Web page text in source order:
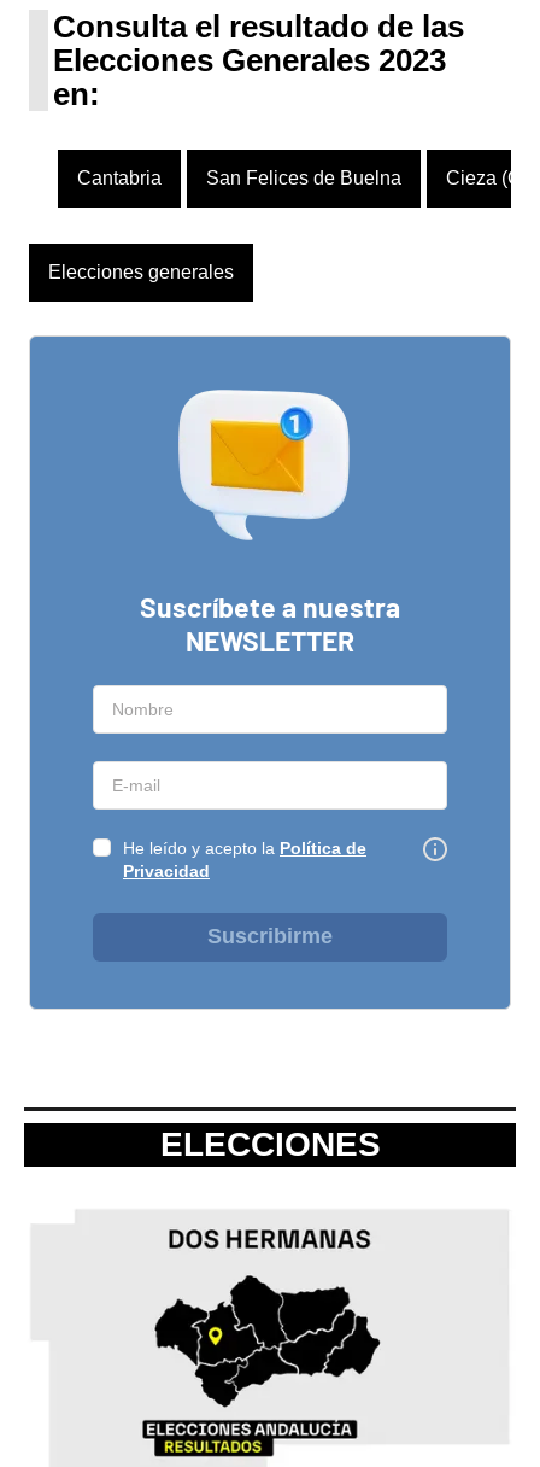
Consulta el resultado de las
Elecciones Generales 2023
en:
Cantabria San Felices de Buelna Cieza
Elecciones generales
Suscríbete a nuestra
NEWSLETTER
He leído y acepto la Política de
Privacidad
Suscribirme
ELECCIONES